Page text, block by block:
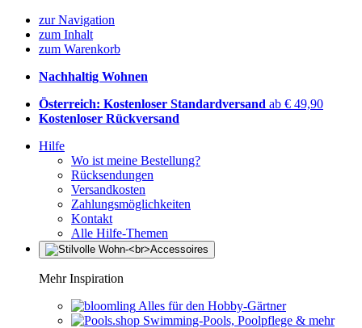
zur Navigation
zum Inhalt
zum Warenkorb
Nachhaltig Wohnen
Österreich: Kostenloser Standardversand ab € 49,90
Kostenloser Rückversand
Hilfe
Wo ist meine Bestellung?
Rücksendungen
Versandkosten
Zahlungsmöglichkeiten
Kontakt
Alle Hilfe-Themen
Mehr Inspiration
Alles für den Hobby-Gärtner
Swimming-Pools, Poolpflege & mehr